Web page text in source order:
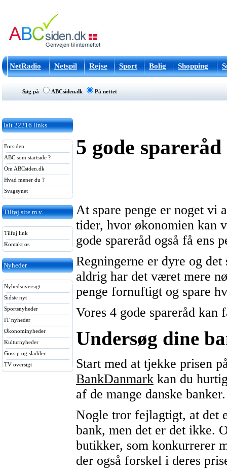
NetRadio Netspil Rejse Sport Bolig Shopping
Søg på ABCsiden.dk På nettet
Ialt 22216 links
Forsiden
ABC som startside ?
Om ABCsiden.dk
Hvad mener du ?
Svagsynet
Tilføj site m.v.
Tilføj link
Kontakt os
Nyheder
Nyhedsoversigt
Sidste nyt
Sportsnyheder
IT nyheder
Økonominyheder
Kulturnyheder
Gossip og sladder
TV oversigt
5 gode spareråd
At spare penge er noget vi
tider, hvor økonomien kan
gode spareråd også få ens
Regningerne er dyre og det
aldrig har det været mere
penge fornuftigt og spare
Vores 4 gode spareråd kan
Undersøg dine
Start med at tjekke prisen
BankDanmark kan du
af de mange danske banker.
Nogle tror fejlagtigt, at det
bank, men det er det ikke.
butikker, som konkurrerer
der også forskel i deres